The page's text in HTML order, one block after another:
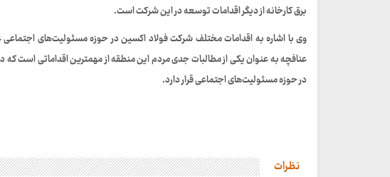
برق کارخانه از دیگر اقدامات توسعه در این شرکت است.
وی با اشاره به اقدامات مختلف شرکت فولاد اکسین در حوزه مسئولیت‌های
عنافچه به عنوان یکی از مطالبات جدی مردم این منطقه از مهمترین اقداماتی است
در حوزه مسئولیت‌های اجتماعی قرار دارد.
نظرات